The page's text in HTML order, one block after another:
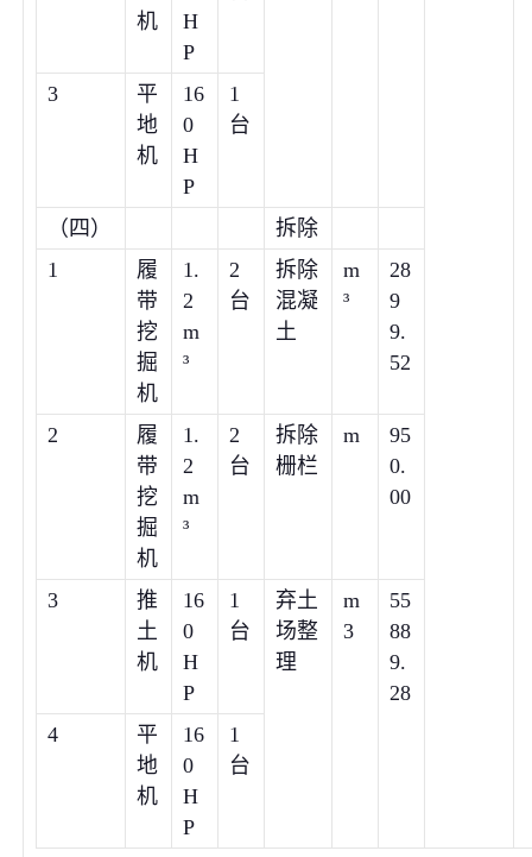
机
H
P
3
平
地
机
16
0
H
P
1
台
（四）
拆除
1
履
带
挖
掘
机
1.
2
m
³
2
台
拆除
混凝
土
m
³
28
9
9.
52
2
履
带
挖
掘
机
1.
2
m
³
2
台
拆除
栅栏
m
95
0.
00
3
推
土
机
16
0
H
P
1
台
弃土
场整
理
m
3
55
88
9.
28
4
平
地
机
16
0
H
P
1
台